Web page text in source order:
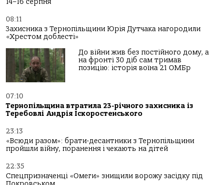
14–16 серпня
08:11
Захисника з Тернопільщини Юрія Дутчака нагородили
«Хрестом доблесті»
До війни жив без постійного дому, а
на фронті 30 діб сам тримав
позицію: історія воїна 21 ОМБр
07:10
Тернопільщина втратила 23-річного захисника із
Теребовлі Андрія Іскоростенського
23:13
«Всюди разом»: брати-десантники з Тернопільщини
пройшли війну, поранення і чекають на дітей
22:35
Спецпризначенці «Омеги» знищили ворожу засідку під